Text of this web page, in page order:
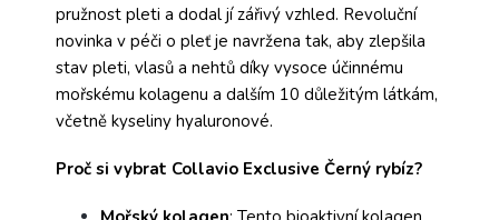
pružnost pleti a dodal jí zářivý vzhled. Revoluční
novinka v péči o pleť je navržena tak, aby zlepšila
stav pleti, vlasů a nehtů díky vysoce účinnému
mořskému kolagenu a dalším 10 důležitým látkám,
včetně kyseliny hyaluronové.
Proč si vybrat Collavio Exclusive Černý rybíz?